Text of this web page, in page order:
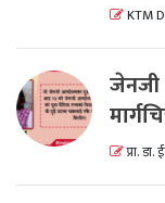
KTM
जेनजी
प्रा.